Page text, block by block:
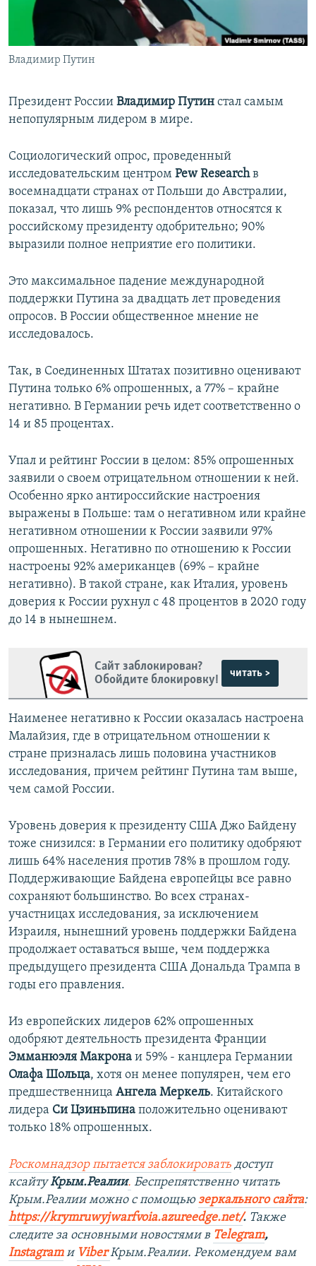
ПОБЕДИТЕЛЕЙ НЕ СУДЯТ?
КРЫМ.НЕПОКОРЕННЫЙ
ELIFBE
ПРИСОЕДИНЯЙТЕСЬ!
Все сайты RFE/RL
Владимир Путин
Президент России Владимир Путин стал самым
непопулярным лидером в мире.
Социологический опрос, проведенный
исследовательским центром Pew Researchв
восемнадцати странах от Польши до Австралии,
показал, что лишь 9% респондентов относятся к
российскому президенту одобрительно; 90%
выразили полное неприятие его политики.
Это максимальное падение международной
поддержки Путина за двадцать лет проведения
опросов. В России общественное мнение не
исследовалось.
Так, в Соединенных Штатах позитивно оценивают
Путина только 6% опрошенных, а 77% – крайне
негативно. В Германии речь идет соответственно о
14 и 85 процентах.
Упал и рейтинг России в целом: 85% опрошенных
заявили о своем отрицательном отношении к ней.
Особенно ярко антироссийские настроения
выражены в Польше: там о негативном или крайне
негативном отношении к России заявили 97%
опрошенных. Негативно по отношению к России
настроены 92% американцев (69% – крайне
негативно). В такой стране, как Италия, уровень
доверия к России рухнул с 48 процентов в 2020 году
до 14 в нынешнем.
Сайт заблокирован?
Обойдите блокировку!
читать >
Наименее негативно к России оказалась настроена
Малайзия, где в отрицательном отношении к
стране призналась лишь половина участников
исследования, причем рейтинг Путина там выше,
чем самой России.
Уровень доверия к президенту США Джо Байдену
тоже снизился: в Германии его политику одобряют
лишь 64% населения против 78% в прошлом году.
Поддерживающие Байдена европейцы все равно
сохраняют большинство. Во всех странах-
участницах исследования, за исключением
Израиля, нынешний уровень поддержки Байдена
продолжает оставаться выше, чем поддержка
предыдущего президента США Дональда Трампа в
годы его правления.
Из европейских лидеров 62% опрошенных
одобряют деятельность президента Франции
Эмманюэля Макрона и 59% - канцлера Германии
Олафа Шольца, хотя он менее популярен, чем его
предшественница Ангела Меркель. Китайского
лидера Си Цзиньпина положительно оценивают
только 18% опрошенных.
Роскомнадзор пытается заблокировать доступ
ксайтуКрым.Реалии. Беспрепятственно читать
Крым.Реалии можно с помощью зеркального сайта:
https://krymruwyjwarfvoia.azureedge.net/. Также
следите за основными новостями в Telegram,
Instagram и ViberКрым.Реалии. Рекомендуем вам